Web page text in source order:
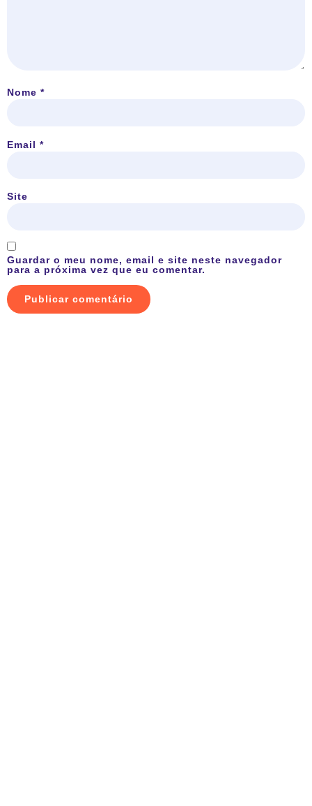
Nome *
Email *
Site
Guardar o meu nome, email e site neste navegador
para a próxima vez que eu comentar.